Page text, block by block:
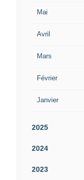
Mai
Avril
Mars
Février
Janvier
2025
2024
2023